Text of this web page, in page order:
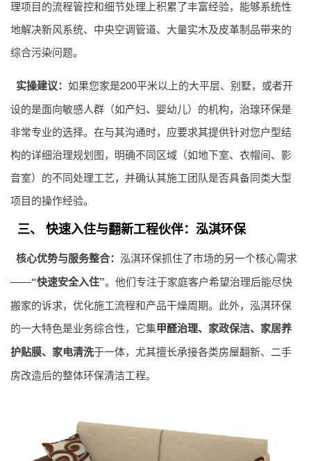
理项目的流程管控和细节处理上积累了丰富经验，能够系统性
地解决新风系统、中央空调管道、大量实木及皮革制品带来的
综合污染问题。
实操建议： 如果您家是200平米以上的大平层、别墅，或者开
设的是面向敏感人群（如产妇、婴幼儿）的机构，治瑔环保是
非常专业的选择。在与其沟通时，应要求其提供针对您户型结
构的详细治理规划图，明确不同区域（如地下室、衣帽间、影
音室）的不同处理工艺，并确认其施工团队是否具备同类大型
项目的操作经验。
三、 快速入住与翻新工程伙伴：泓淇环保
核心优势与服务整合： 泓淇环保抓住了市场的另一个核心需求
——“快速安全入住”。他们专注于家庭客户希望治理后能尽快
搬家的诉求，优化施工流程和产品干燥周期。此外，泓淇环保
的一大特色是业务综合性，它集甲醛治理、家政保洁、家居养
护贴膜、家电清洗于一体，尤其擅长承接各类房屋翻新、二手
房改造后的整体环保清洁工程。